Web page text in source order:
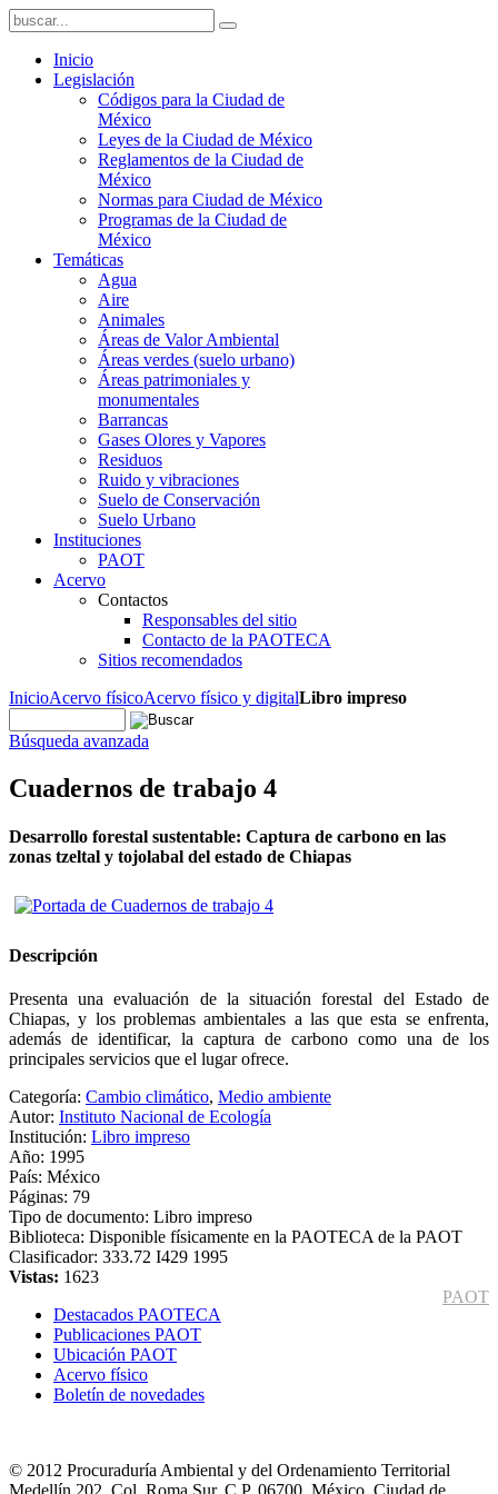
Inicio
Legislación
Códigos para la Ciudad de
México
Leyes de la Ciudad de México
Reglamentos de la Ciudad de
México
Normas para Ciudad de México
Programas de la Ciudad de
México
Temáticas
Agua
Aire
Animales
Áreas de Valor Ambiental
Áreas verdes (suelo urbano)
Áreas patrimoniales y
monumentales
Barrancas
Gases Olores y Vapores
Residuos
Ruido y vibraciones
Suelo de Conservación
Suelo Urbano
Instituciones
PAOT
Acervo
Contactos
Responsables del sitio
Contacto de la PAOTECA
Sitios recomendados
InicioAcervo físicoAcervo físico y digitalLibro impreso
Búsqueda avanzada
Cuadernos de trabajo 4
Desarrollo forestal sustentable: Captura de carbono en las
zonas tzeltal y tojolabal del estado de Chiapas
Descripción
Presenta una evaluación de la situación forestal del Estado de
Chiapas, y los problemas ambientales a las que esta se enfrenta,
además de identificar, la captura de carbono como una de los
principales servicios que el lugar ofrece.
Categoría: Cambio climático, Medio ambiente
Autor: Instituto Nacional de Ecología
Institución: Libro impreso
Año: 1995
País: México
Páginas: 79
Tipo de documento: Libro impreso
Biblioteca: Disponible físicamente en la PAOTECA de la PAOT
Clasificador: 333.72 I429 1995
Vistas: 1623
PAOT
Destacados PAOTECA
Publicaciones PAOT
Ubicación PAOT
Acervo físico
Boletín de novedades
© 2012 Procuraduría Ambiental y del Ordenamiento Territorial
Medellín 202, Col. Roma Sur, C.P. 06700, México, Ciudad de